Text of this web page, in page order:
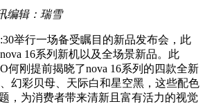
编辑：瑞雪
举行一场备受瞩目的新品发布会，此
16系列新机以及全场景新品。此
何刚提前揭晓了nova 16系列的四款全新
幻彩贝母、天际白和星空黑，这些配色
，为消费者带来清新且富有活力的视觉